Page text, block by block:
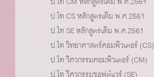
ป.โท CS หลักสูตรเดิม พ.ศ.2561
ป.โท SE หลักสูตรเดิม พ.ศ.2561
ป.โท วิทยาศาสตร์คอมพิวเตอร์ (CS)
ป.โท วิศวกรรมคอมพิวเตอร์ (CM)